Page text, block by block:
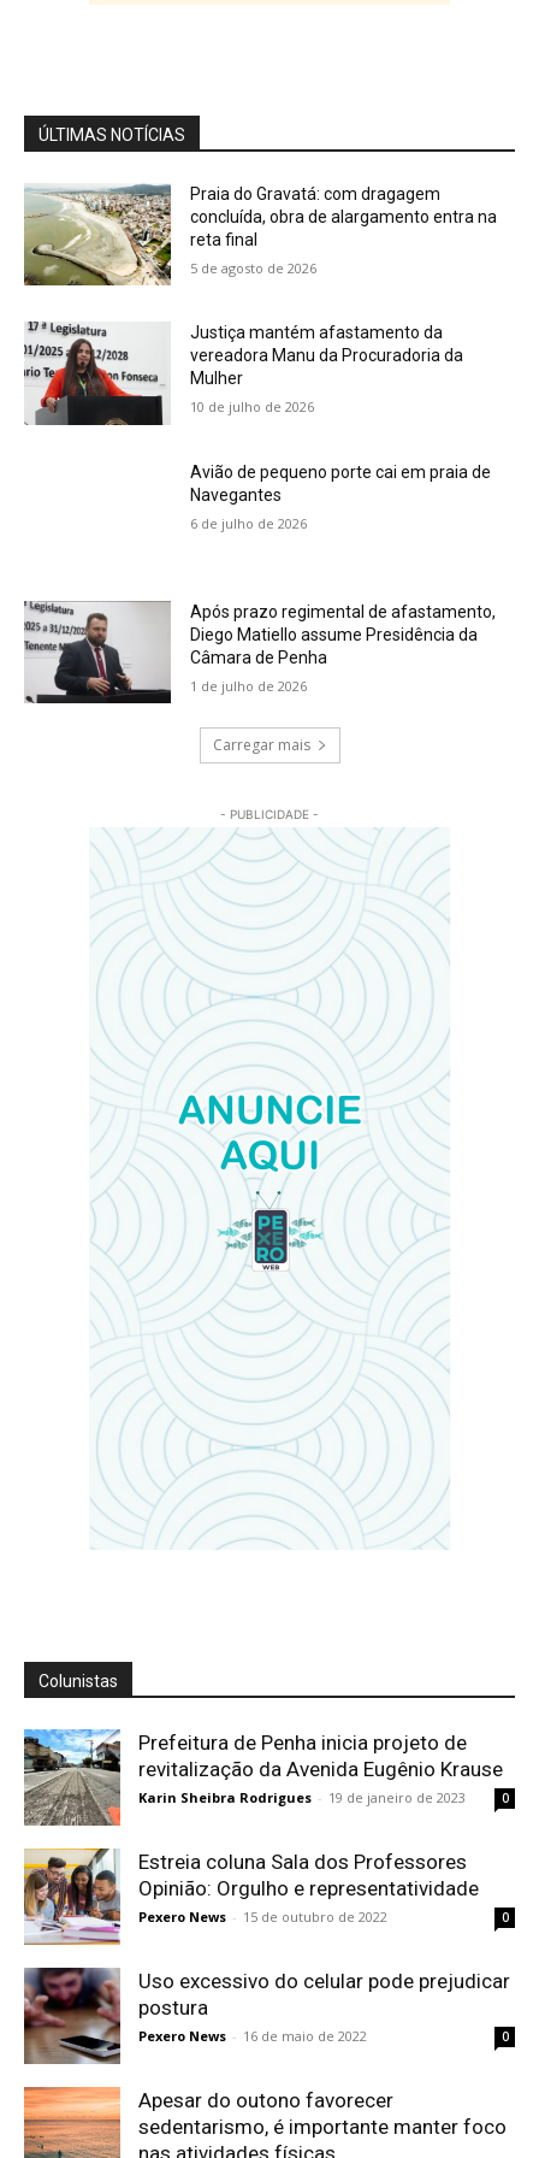
ÚLTIMAS NOTÍCIAS
Praia do Gravatá: com dragagem
concluída, obra de alargamento entra na
reta final
5 de agosto de 2026
Justiça mantém afastamento da
vereadora Manu da Procuradoria da
Mulher
10 de julho de 2026
Avião de pequeno porte cai em praia de
Navegantes
6 de julho de 2026
Após prazo regimental de afastamento,
Diego Matiello assume Presidência da
Câmara de Penha
1 de julho de 2026
Carregar mais
- PUBLICIDADE -
Colunistas
Prefeitura de Penha inicia projeto de
revitalização da Avenida Eugênio Krause
Karin Sheibra Rodrigues - 19 de janeiro de 2023 0
Estreia coluna Sala dos Professores
Opinião: Orgulho e representatividade
Pexero News - 15 de outubro de 2022 0
Uso excessivo do celular pode prejudicar
postura
Pexero News - 16 de maio de 2022 0
Apesar do outono favorecer
sedentarismo, é importante manter foco